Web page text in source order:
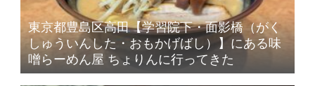
東京都豊島区高田【学習院下・面影橋（がく
しゅういんした・おもかげばし）】にある味
噌らーめん屋 ちょりんに行ってきた